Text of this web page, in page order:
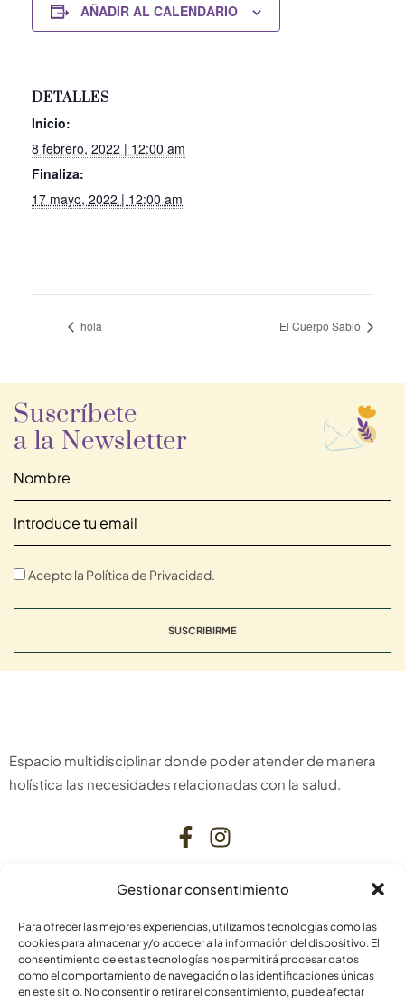
Gestionar consentimiento
Para ofrecer las mejores experiencias, utilizamos tecnologías como las
cookies para almacenar y/o acceder a la información del dispositivo. El
consentimiento de estas tecnologías nos permitirá procesar datos
como el comportamiento de navegación o las identificaciones únicas
en este sitio. No consentir o retirar el consentimiento, puede afectar
AÑADIR AL CALENDARIO
DETALLES
Inicio:
8 febrero, 2022 | 12:00 am
Finaliza:
17 mayo, 2022 | 12:00 am
hola El Cuerpo Sabio
Suscríbete
a la Newsletter
Acepto la Política de Privacidad.
SUSCRIBIRME
Espacio multidisciplinar donde poder atender de manera
holística las necesidades relacionadas con la salud.
C. Bardenas Reales, 11, bajo
31006 Pamplona
Navarra